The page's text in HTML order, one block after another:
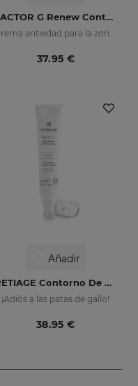
FACTOR G Renew Contorno De Ojos
37.95 €
Añadir
RETIAGE Contorno De Ojos
¡Adiós a las patas de gallo!
38.95 €